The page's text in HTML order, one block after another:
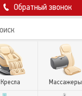
Обратный звонок
Кресла Массажеры